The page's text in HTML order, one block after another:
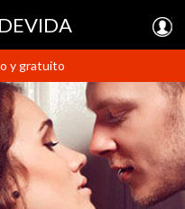
y gratuito